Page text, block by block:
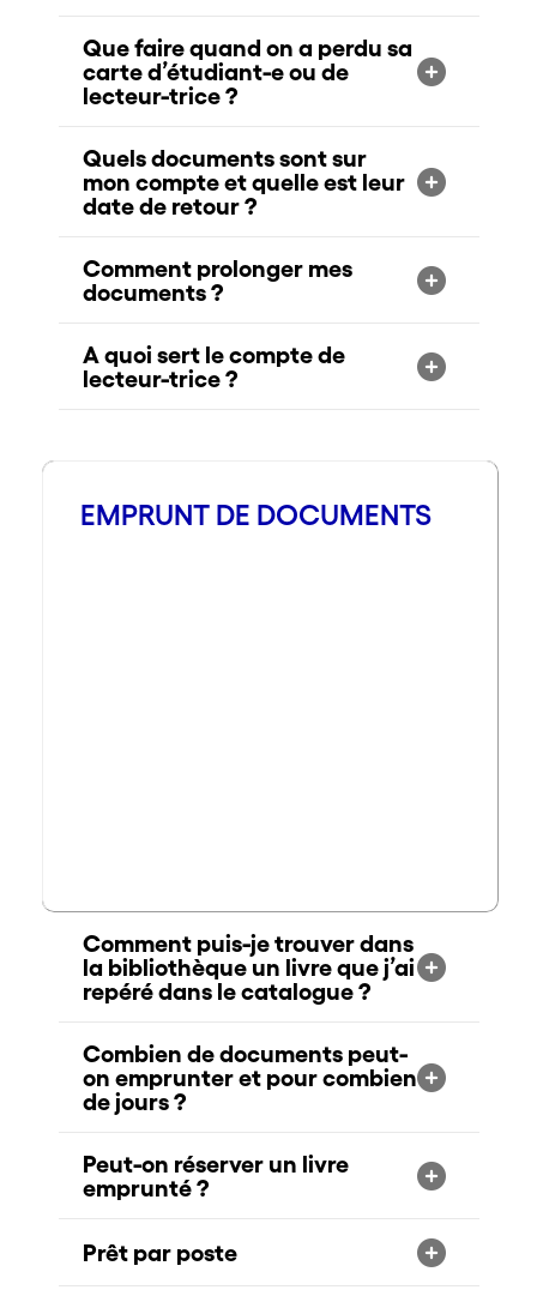
Que faire quand on a perdu sa
carte d’étudiant-e ou de
lecteur-trice ?
Quels documents sont sur
mon compte et quelle est leur
date de retour ?
Comment prolonger mes
documents ?
A quoi sert le compte de
lecteur-trice ?
EMPRUNT DE DOCUMENTS
Comment puis-je trouver dans
la bibliothèque un livre que j’ai
repéré dans le catalogue ?
Combien de documents peut-
on emprunter et pour combien
de jours ?
Peut-on réserver un livre
emprunté ?
Prêt par poste